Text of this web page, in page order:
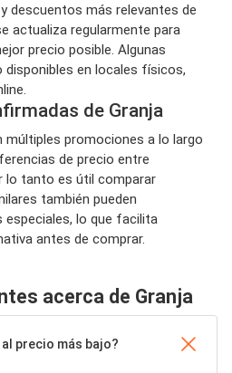
descuentos más relevantes de
actualiza regularmente para
precio posible. Algunas
en locales físicos,
de Granja
múltiples promociones a lo largo
de precio entre
lo tanto es útil comparar
también pueden
lo que facilita
antes de comprar.
acerca de Granja
precio más bajo?